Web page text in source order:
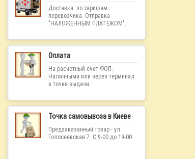
Доставка: по тарифам
перевозчика. Отправка
"НАЛОЖЕННЫМ ПЛАТЕЖОМ".
Оплата
На расчетный счет ФОП.
Наличными или через терминал
в точке выдачи.
Точка самовывоза в Киеве
Предзаказанный товар - ул.
Голосеевская 7. С 9-00 до 19-00